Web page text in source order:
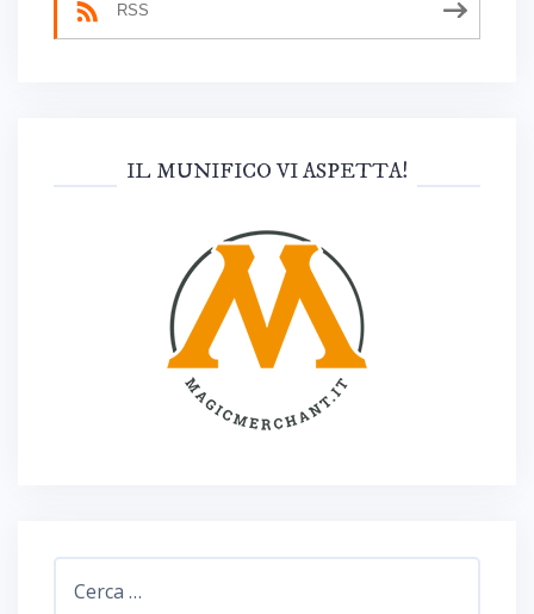
RSS
IL MUNIFICO VI ASPETTA!